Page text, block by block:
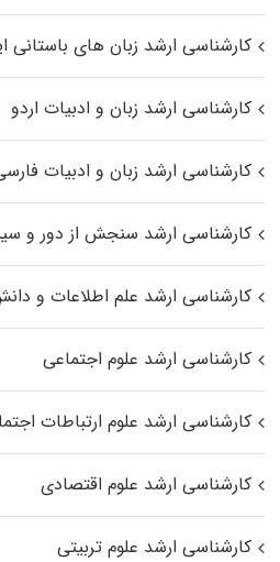
کارشناسی ارشد زبان‌ های باستانی
کارشناسی ارشد زبان و ادبیات اردو
کارشناسی ارشد زبان و ادبیات
کارشناسی ارشد سنجش از دور و
کارشناسی ارشد علم اطلاعات و
کارشناسی ارشد علوم اجتماعی
کارشناسی ارشد علوم ارتباطات
کارشناسی ارشد علوم اقتصادی
کارشناسی ارشد علوم تربیتی